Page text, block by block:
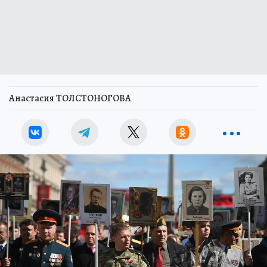
Анастасия ТОЛСТОНОГОВА